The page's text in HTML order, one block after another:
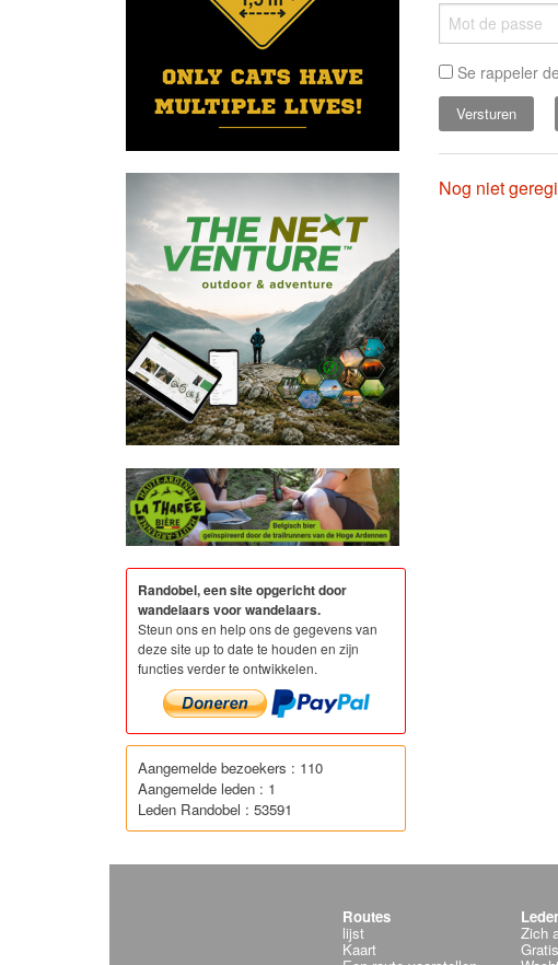
Se rappeler
Nog niet
Randobel, een site opgericht door
wandelaars voor wandelaars.
Steun ons en help ons de gegevens van
deze site up to date te houden en zijn
functies verder te ontwikkelen.
Aangemelde bezoekers : 110
Aangemelde leden : 1
Leden Randobel : 53591
Routes
lijst
Kaart
Zich